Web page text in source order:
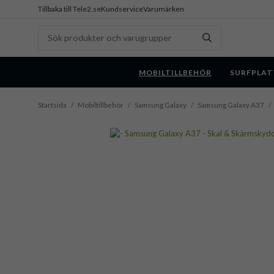
Tillbaka till Tele2.seKundserviceVarumärken
MOBILTILLBEHÖR
Startsida / Mobiltillbehör / Samsung Galaxy / Samsung Galaxy A37 /